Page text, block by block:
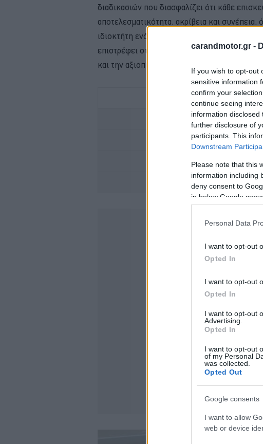
carandmotor.gr -
If you wish to opt-out
sensitive information
confirm your
continue seeing
information
further disclosure of
participants. This
Downstream
Please note that this
information including
deny consent to
in below Google
Personal Data
I want to opt-out
Opted In
I want to opt-out
Opted In
I want to opt-out
Advertising.
Opted In
I want to opt-out
of my Personal
was collected.
Opted Out
Google consents
I want to allow
web or device
διαδικασιών που διασφαλίζει ότι κάθε
αποτελεσματικότητα, ακρίβεια και συνέπεια,
ιδιοκτήτη ενός μοντέλου της μάρκας, αυτό
επιστρέφει στο δρόμο διατηρώντας στο
και την αξιοπιστία του.
BUY
ΠΟΤΕ ΠΕΡΝΑΣ
TO NEO
Ο ΑΠΟΛΥΤΟΣ
MG3 ΑΠΟ